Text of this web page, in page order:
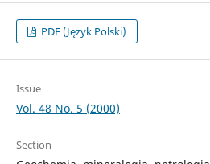
PDF (Język Polski)
Issue
Vol. 48 No. 5 (2000)
Section